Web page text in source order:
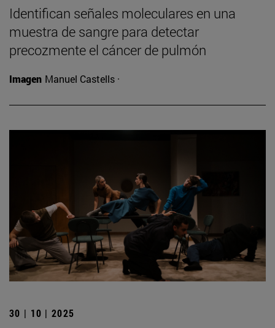
Identifican señales moleculares en una
muestra de sangre para detectar
precozmente el cáncer de pulmón
Imagen Manuel Castells ·
30 | 10 | 2025